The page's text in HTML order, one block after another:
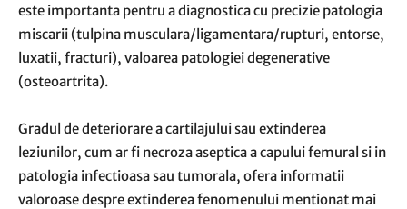
este importanta pentru a diagnostica cu precizie patologia
miscarii (tulpina musculara/ligamentara/rupturi, entorse,
luxatii, fracturi), valoarea patologiei degenerative
(osteoartrita).
Gradul de deteriorare a cartilajului sau extinderea
leziunilor, cum ar fi necroza aseptica a capului femural si in
patologia infectioasa sau tumorala, ofera informatii
valoroase despre extinderea fenomenului mentionat mai